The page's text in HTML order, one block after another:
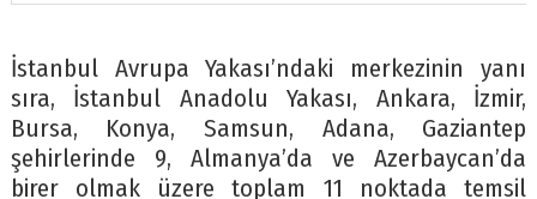
İstanbul Avrupa Yakası’ndaki merkezinin yanı
sıra, İstanbul Anadolu Yakası, Ankara, İzmir,
Bursa, Konya, Samsun, Adana, Gaziantep
şehirlerinde 9, Almanya’da ve Azerbaycan’da
birer olmak üzere toplam 11 noktada temsil